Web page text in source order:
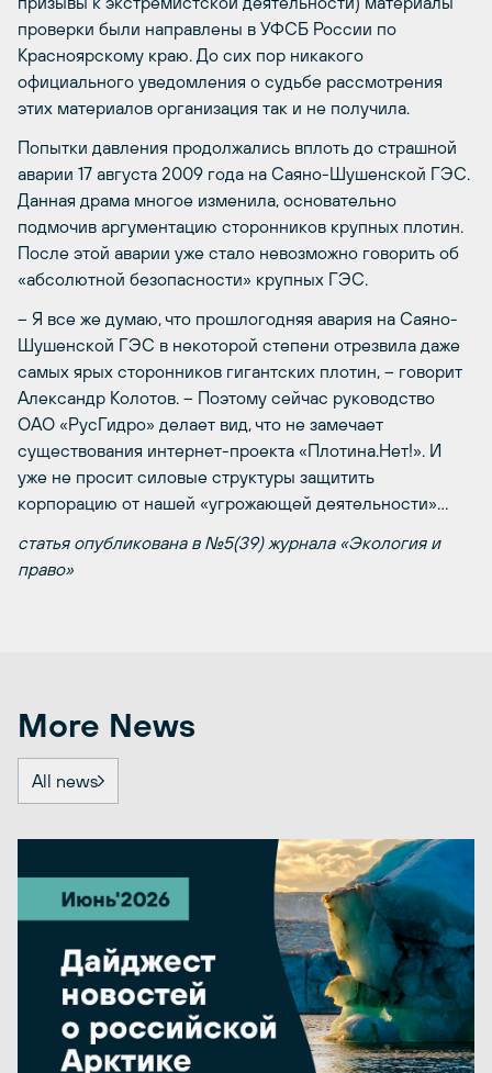
проверки были направлены в УФСБ России по
Красноярскому краю. До сих пор никакого
официального уведомления о судьбе рассмотрения
этих материалов организация так и не получила.
Попытки давления продолжались вплоть до страшной
аварии 17 августа 2009 года на Саяно-Шушенской ГЭС.
Данная драма многое изменила, основательно
подмочив аргументацию сторонников крупных плотин.
После этой аварии уже стало невозможно говорить об
«абсолютной безопасности» крупных ГЭС.
– Я все же думаю, что прошлогодняя авария на Саяно-
Шушенской ГЭС в некоторой степени отрезвила даже
самых ярых сторонников гигантских плотин, – говорит
Александр Колотов. – Поэтому сейчас руководство
ОАО «РусГидро» делает вид, что не замечает
существования интернет-проекта «Плотина.Нет!». И
уже не просит силовые структуры защитить
корпорацию от нашей «угрожающей деятельности»…
статья опубликована в №5(39) журнала «Экология и
право»
More News
All news